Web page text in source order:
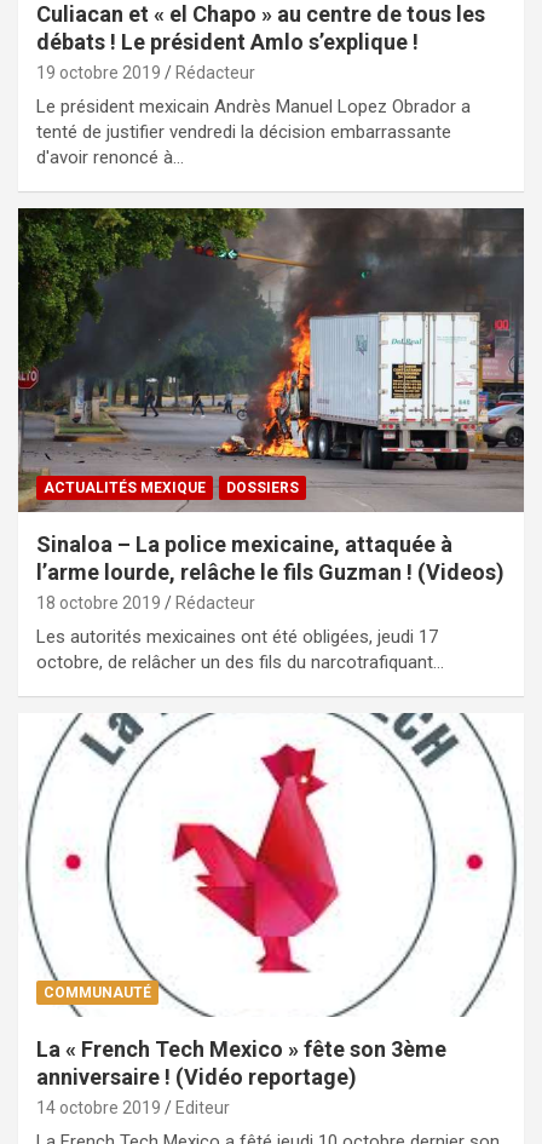
Culiacan et « el Chapo » au centre de tous les
débats ! Le président Amlo s’explique !
19 octobre 2019 Rédacteur
Le président mexicain Andrès Manuel Lopez Obrador a
tenté de justifier vendredi la décision embarrassante
d'avoir renoncé à…
ACTUALITÉS MEXIQUE DOSSIERS
Sinaloa – La police mexicaine, attaquée à
l’arme lourde, relâche le fils Guzman ! (Videos)
18 octobre 2019 Rédacteur
Les autorités mexicaines ont été obligées, jeudi 17
octobre, de relâcher un des fils du narcotrafiquant…
COMMUNAUTÉ
La « French Tech Mexico » fête son 3ème
anniversaire ! (Vidéo reportage)
14 octobre 2019 Editeur